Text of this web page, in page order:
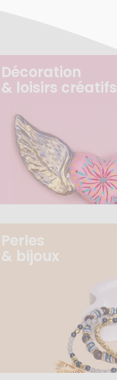
Décoration
& loisirs créatifs
Perles
& bijoux